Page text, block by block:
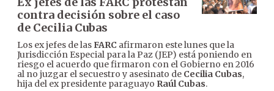
contra decisión sobre el caso
de Cecilia Cubas
Los ex jefes de lasFARC afirmaron este lunes que la
Jurisdicción Especial para la Paz (JEP) está poniendo en
riesgo el acuerdo que firmaron con el Gobierno en 2016
al no juzgar el secuestro y asesinato de Cecilia Cubas,
hija del ex presidente paraguayo Raúl Cubas.